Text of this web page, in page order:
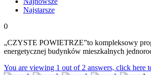
Najstarsze
0
„CZYSTE POWIETRZE”to kompleksowy
energetycznej budynków mieszkalnych
You are viewing 1 out of 2 answers, click here